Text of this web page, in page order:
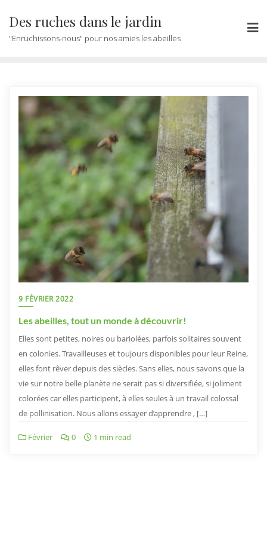
Des ruches dans le jardin
"Enruchissons-nous" pour nos amies les abeilles
9 FÉVRIER 2022
Les abeilles, tout un monde à découvrir!
Elles sont petites, noires ou bariolées, parfois solitaires souvent
en colonies. Travailleuses et toujours disponibles pour leur Reine,
elles font rêver depuis des siècles. Sans elles, nous savons que la
vie sur notre belle planète ne serait pas si diversifiée, si joliment
colorées car elles participent, à elles seules à un travail colossal
de pollinisation. Nous allons essayer d’apprendre , […]
Février 0 1 min read